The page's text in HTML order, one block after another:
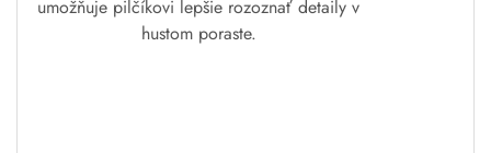
umožňuje pilčíkovi lepšie rozoznať detaily v
hustom poraste.